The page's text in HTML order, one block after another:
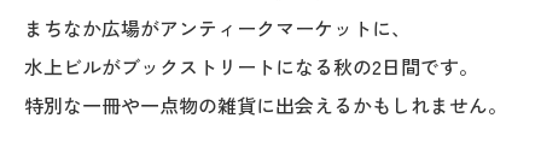
まちなか広場がアンティークマーケットに、
水上ビルがブックストリートになる秋の2日間です。
特別な一冊や一点物の雑貨に出会えるかもしれません。